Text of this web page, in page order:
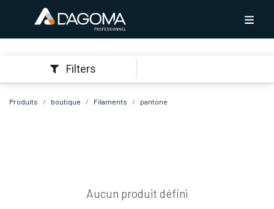
Filters
Produits boutique Filaments pantone
Aucun produit défini